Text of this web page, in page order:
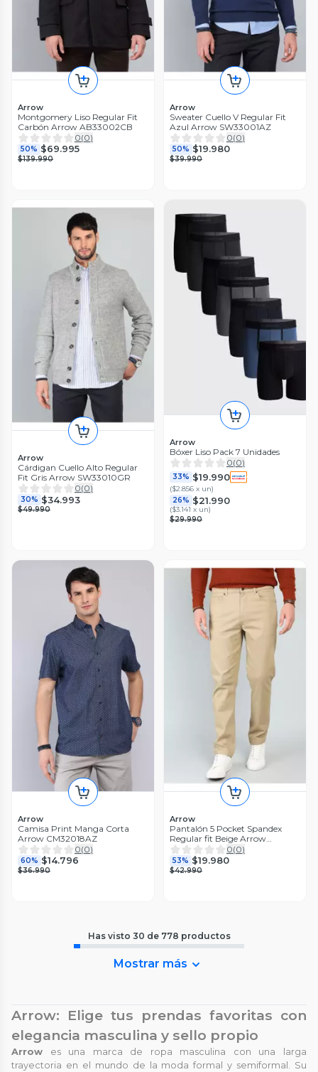
Arrow
Montgomery Liso Regular Fit
Carbón Arrow AB33002CB
0(0)
50% $69.995
$139.990
Arrow
Sweater Cuello V Regular Fit
Azul Arrow SW33001AZ
0(0)
50% $19.980
$39.990
Arrow
Cárdigan Cuello Alto Regular
Fit Gris Arrow SW33010GR
0(0)
30% $34.993
$49.990
Arrow
Bóxer Liso Pack 7 Unidades
0(0)
33% $19.990
($2.856 x un)
26% $21.990
($3.141 x un)
$29.990
Arrow
Camisa Print Manga Corta
Arrow CM32018AZ
0(0)
60% $14.796
$36.990
Arrow
Pantalón 5 Pocket Spandex
Regular fit Beige Arrow
PA33031BE
0(0)
53% $19.980
$42.990
Has visto 30 de 778 productos
Mostrar más
Arrow: Elige tus prendas favoritas con
elegancia masculina y sello propio
Arrow es una marca de ropa masculina con una larga
trayectoria en el mundo de la moda formal y semiformal. Su